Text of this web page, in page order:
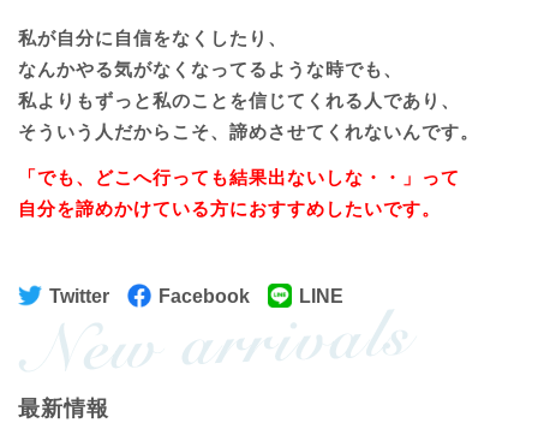
私が自分に自信をなくしたり、
なんかやる気がなくなってるような時でも、
私よりもずっと私のことを信じてくれる人であり、
そういう人だからこそ、諦めさせてくれないんです。
「でも、どこへ行っても結果出ないしな・・」って
自分を諦めかけている方におすすめしたいです。
Twitter Facebook LINE
最新情報